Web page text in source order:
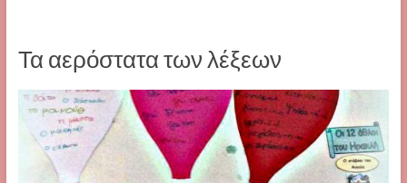
Τα αερόστατα των λέξεων